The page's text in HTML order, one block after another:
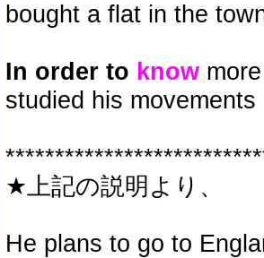
bought a flat in the
In order to knowmore
studied his movements
★上記の説明より、
He plans to go to